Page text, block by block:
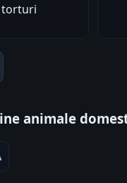
animale